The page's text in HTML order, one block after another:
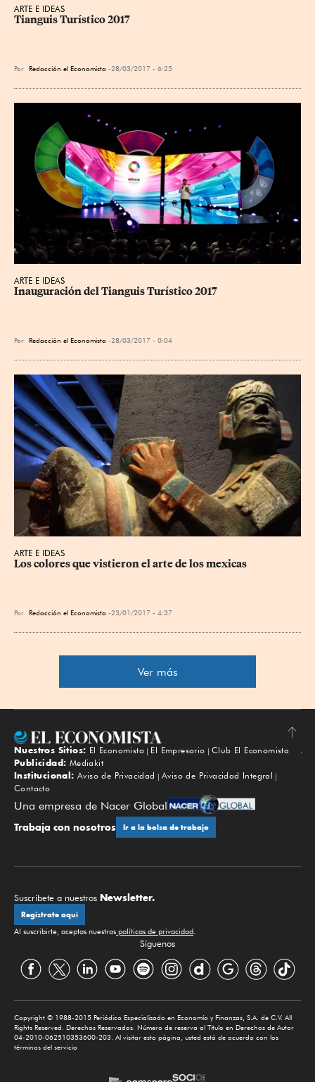
ARTE E IDEAS
Tianguis Turístico 2017
Por Redacción el Economista 28/03/2017 - 6:25
ARTE E IDEAS
Inauguración del Tianguis Turístico 2017
Por Redacción el Economista 28/03/2017 - 0:04
ARTE E IDEAS
Los colores que vistieron el arte de los mexicas
Por Redacción el Economista 23/01/2017 - 4:37
Ver más
Subir
Nuestros Sitios: El Economista El Empresario
Club El Economista
Publicidad: Mediakit
Institucional: Aviso de Privacidad
Aviso de Privacidad Integral
Contacto
Una empresa de Nacer Global
Trabaja con nosotros Ir a la bolsa de trabajo
Suscríbete a nuestros Newsletter.
Regístrate aquí
Al suscribirte, aceptas nuestras políticas de privacidad.
Síguenos
Copyright © 1988-2015 Periódico Especializado en Economía y Finanzas, S.A. de C.V. All
Rights Reserved. Derechos Reservados. Número de reserva al Título en Derechos de Autor
04-2010-062510353600-203. Al visitar esta página, usted está de acuerdo con los
términos del servicio